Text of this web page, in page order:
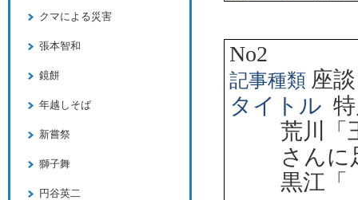
No2
記事種類 座談
タイトル
荒川「
さんに
黒江「
クマによる災害
張本智和
鏡餅
年越しそば
新嘗祭
獅子舞
円谷英二